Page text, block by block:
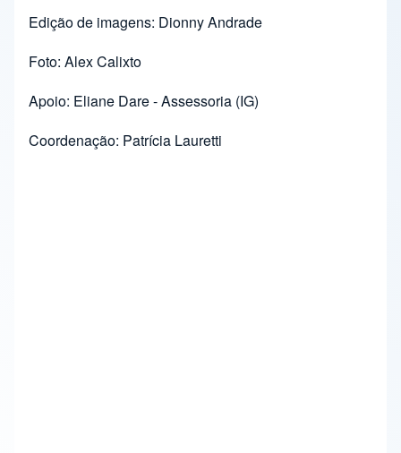
Edição de imagens: Dionny Andrade
Foto: Alex Calixto
Apoio: Eliane Dare - Assessoria (IG)
Coordenação: Patrícia Lauretti